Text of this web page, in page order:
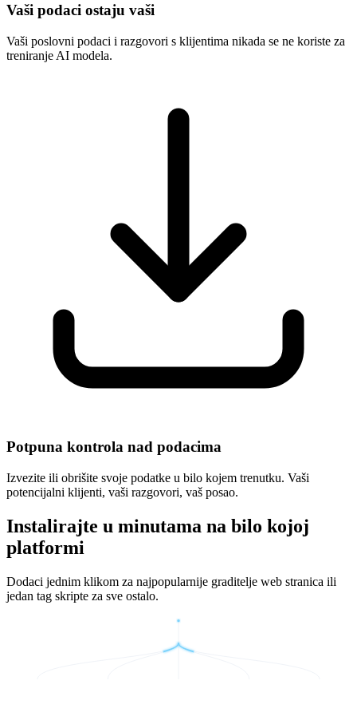
Vaši podaci ostaju vaši
Vaši poslovni podaci i razgovori s klijentima nikada se ne koriste za
treniranje AI modela.
Potpuna kontrola nad podacima
Izvezite ili obrišite svoje podatke u bilo kojem trenutku. Vaši
potencijalni klijenti, vaši razgovori, vaš posao.
Instalirajte u minutama na bilo kojoj
platformi
Dodaci jednim klikom za najpopularnije graditelje web stranica ili
jedan tag skripte za sve ostalo.